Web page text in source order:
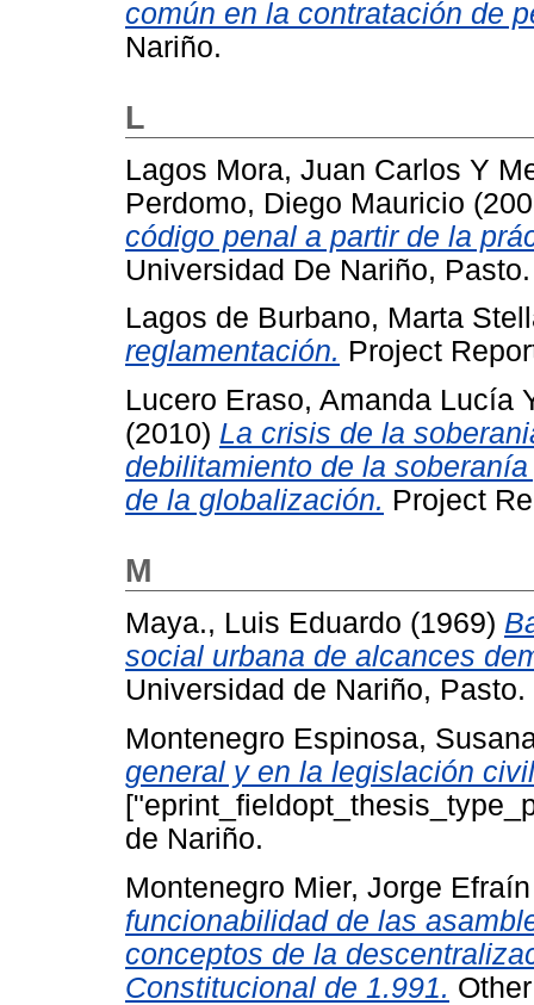
común en la contratación de
Nariño.
L
Lagos Mora, Juan Carlos Y
Perdomo, Diego Mauricio
código penal a partir de la
Universidad De Nariño, Pasto.
Lagos de Burbano, Marta
reglamentación. Project
Lucero Eraso, Amanda Lucía
(2010) La crisis de la
debilitamiento de la
de la globalización. Project
M
Maya., Luis Eduardo (1969)
social urbana de alcances
Universidad de Nariño, Pasto.
Montenegro Espinosa,
general y en la legislación
de Nariño.
Montenegro Mier, Jorge Efraín
funcionabilidad de las
conceptos de la
Constitucional de 1.991.